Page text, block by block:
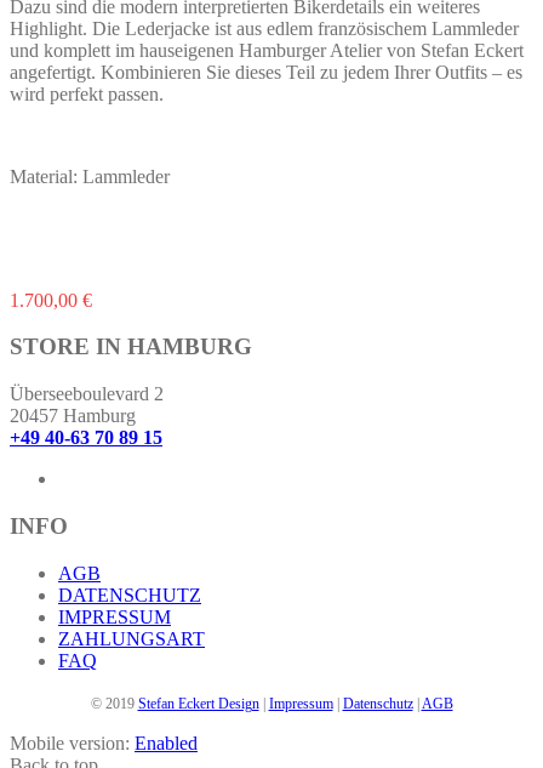
Dazu sind die modern interpretierten Bikerdetails ein weiteres
Highlight. Die Lederjacke ist aus edlem französischem Lammleder
und komplett im hauseigenen Hamburger Atelier von Stefan Eckert
angefertigt. Kombinieren Sie dieses Teil zu jedem Ihrer Outfits – es
wird perfekt passen.
Material: Lammleder
1.700,00 €Dieses
weist
Varianten
auf.
Die
Optionen
werden
STORE IN HAMBURG
Überseeboulevard 2
20457 Hamburg
+49 40-63 70 89 15
INFO
AGB
DATENSCHUTZ
IMPRESSUM
ZAHLUNGSART
FAQ
© 2019 Stefan Eckert Design| Impressum| Datenschutz| AGB
Mobile version: Enabled